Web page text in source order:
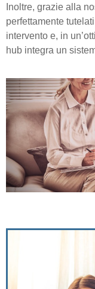
Inoltre, grazie alla
perfettamente
intervento e, in
hub integra un